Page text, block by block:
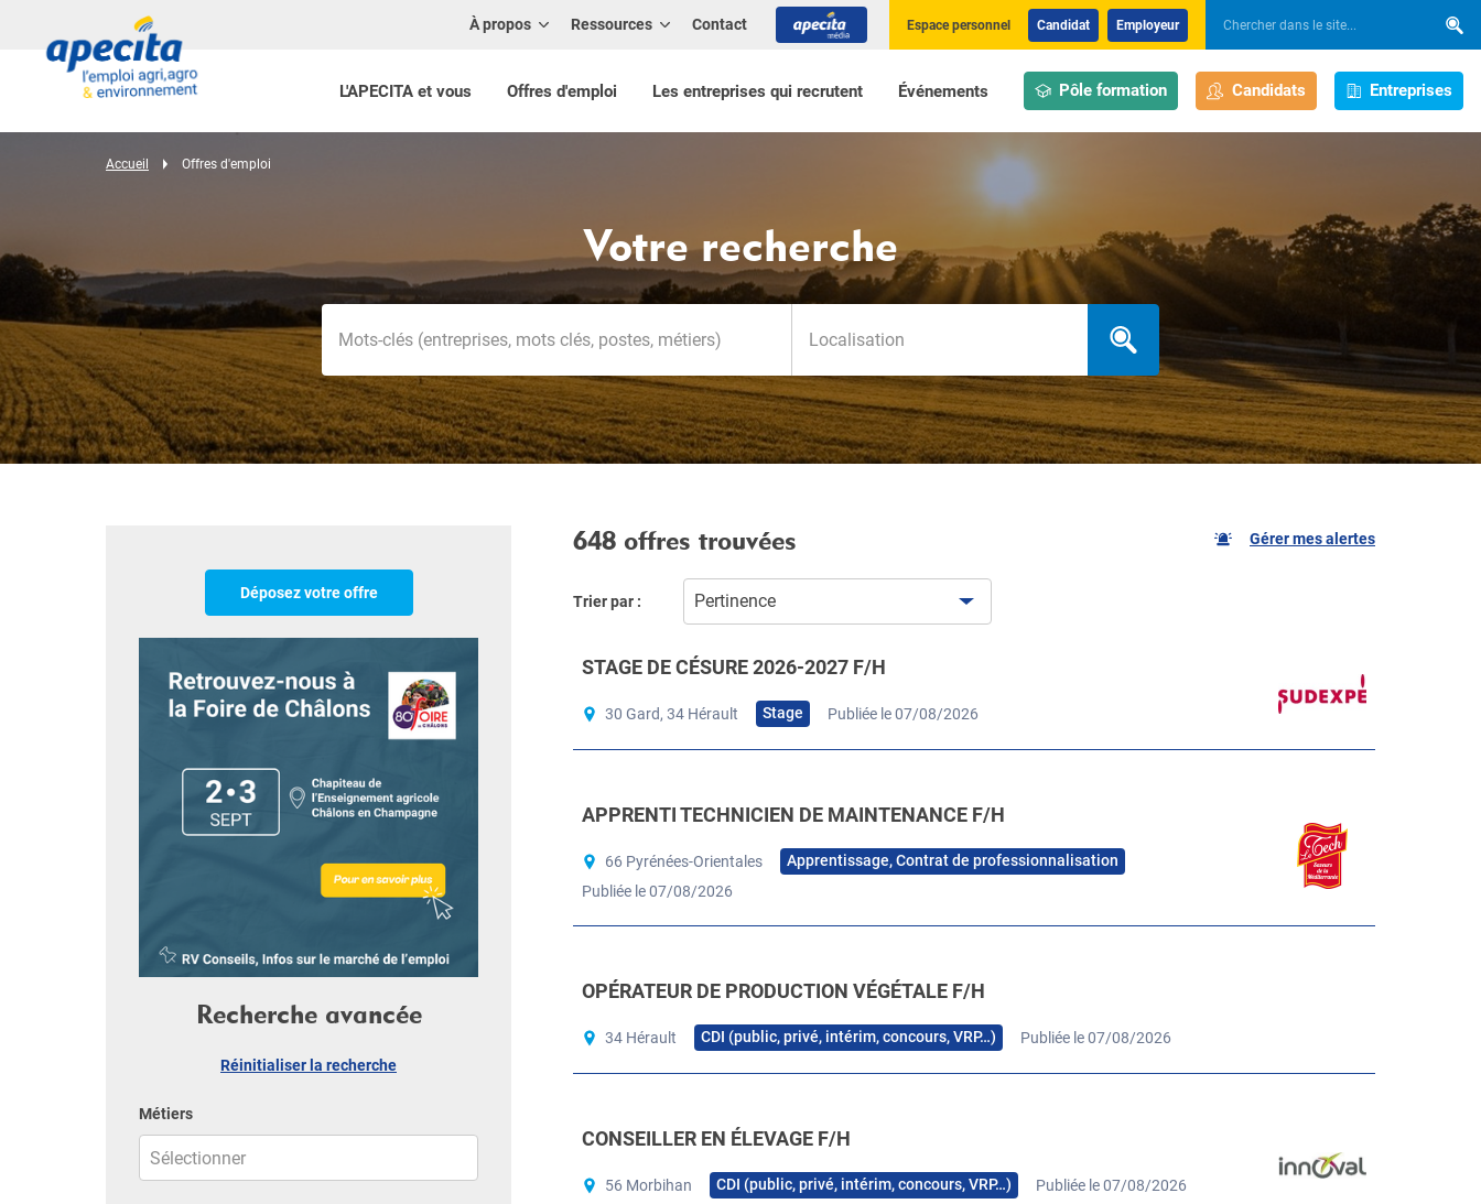
L'APECITA et vous Offres d'emploi Les entreprises qui recrutent Événements Pôle formation Candidats Entreprises
À propos Ressources Contact Espace personnel Candidat Employeur
Accueil Offres d'emploi
Votre recherche
Déposez votre offre
Recherche avancée
Réinitialiser la recherche
Métiers
648 offres trouvées Gérer mes alertes
Trier par : Pertinence
STAGE DE CÉSURE 2026-2027 F/H
30 Gard, 34 Hérault Stage Publiée le 07/08/2026
APPRENTI TECHNICIEN DE MAINTENANCE F/H
66 Pyrénées-Orientales
Apprentissage, Contrat de professionnalisation
Publiée le 07/08/2026
OPÉRATEUR DE PRODUCTION VÉGÉTALE F/H
34 Hérault CDI (public, privé, intérim, concours, VRP…) Publiée le 07/08/2026
CONSEILLER EN ÉLEVAGE F/H
56 Morbihan CDI (public, privé, intérim, concours, VRP…) Publiée le 07/08/2026